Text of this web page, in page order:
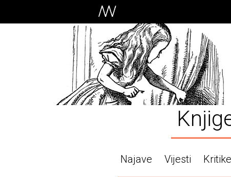
Najave Vijesti Kritike